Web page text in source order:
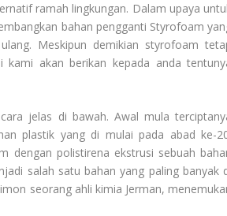
ramah lingkungan. Dalam upaya
bahan pengganti Styrofoam
Meskipun demikian styrofoam
akan berikan kepada anda
jelas di bawah. Awal mula
plastik yang di mulai pada abad ke-
dengan polistirena ekstrusi sebuah
salah satu bahan yang paling banyak
seorang ahli kimia Jerman,